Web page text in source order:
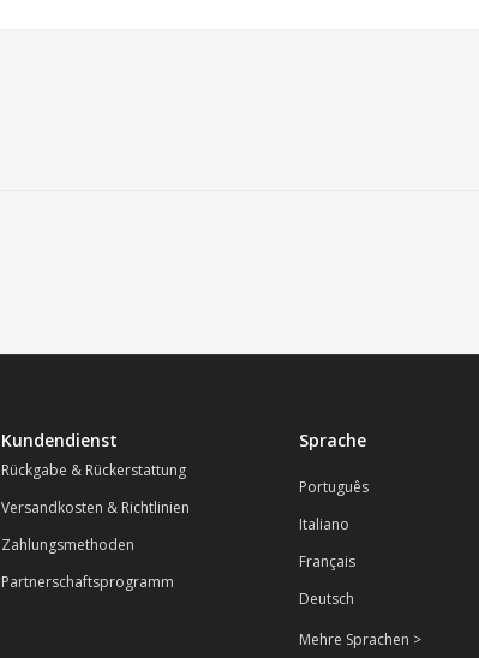
Kundendienst
Rückgabe & Rückerstattung
Versandkosten & Richtlinien
Zahlungsmethoden
Partnerschaftsprogramm
Sprache
Português
Italiano
Français
Deutsch
Mehre Sprachen >